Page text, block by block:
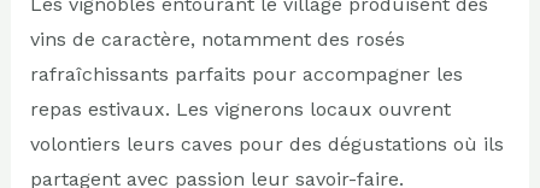
vins de caractère, notamment des rosés
rafraîchissants parfaits pour accompagner les
repas estivaux. Les vignerons locaux ouvrent
volontiers leurs caves pour des dégustations où ils
partagent avec passion leur savoir-faire.